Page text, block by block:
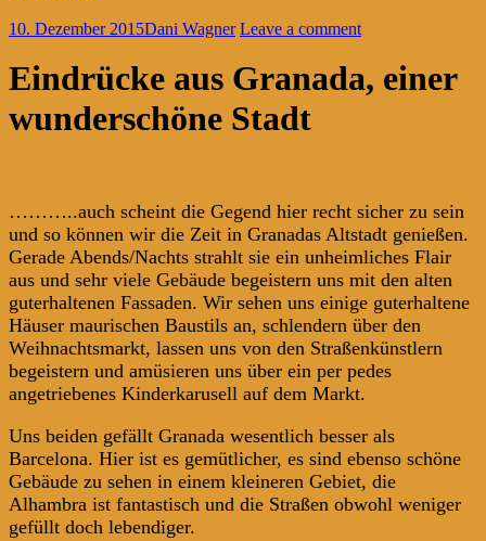
10. Dezember 2015Dani Wagner Leave a comment
Eindrücke aus Granada, einer
wunderschöne Stadt
………..auch scheint die Gegend hier recht sicher zu sein
und so können wir die Zeit in Granadas Altstadt genießen.
Gerade Abends/Nachts strahlt sie ein unheimliches Flair
aus und sehr viele Gebäude begeistern uns mit den alten
guterhaltenen Fassaden. Wir sehen uns einige guterhaltene
Häuser maurischen Baustils an, schlendern über den
Weihnachtsmarkt, lassen uns von den Straßenkünstlern
begeistern und amüsieren uns über ein per pedes
angetriebenes Kinderkarusell auf dem Markt.
Uns beiden gefällt Granada wesentlich besser als
Barcelona. Hier ist es gemütlicher, es sind ebenso schöne
Gebäude zu sehen in einem kleineren Gebiet, die
Alhambra ist fantastisch und die Straßen obwohl weniger
gefüllt doch lebendiger.